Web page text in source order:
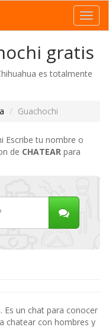
gratis
es totalmente
Guachochi
Escribe tu nombre o
de CHATEAR para
Es un chat para conocer
chatear con hombres y